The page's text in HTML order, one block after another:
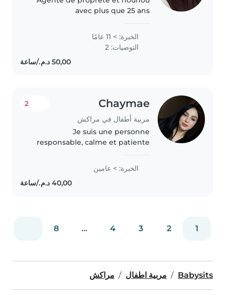
avec plus que 25 ans
mes compétences et mon
savoir-faire à votre disposition.
J’ai toujours été passionnée par
الخبرة: > 11 عامًا
التوصيات: 2
Chaymae
مربية أطفال في مراكش
2
Je suis une personne
responsable, calme et patiente
enfants et je sais créer une
ambiance sûre et agréable pour
eux J'ai de l'expérience avec les
الخبرة: > عامين
1
2
3
4
...
8
Babysits مربية اطفال مراكش